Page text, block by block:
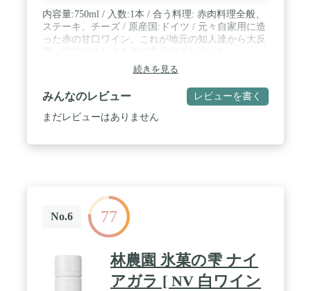
内容量:750ml / 入数:1本 / 合う料理: 赤肉料理全般、
ステーキ、チーズ / 原産国:ドイツ / 元々自家用に造
った赤の甘口ワイン。これが地元の知人達から大反
続きを見る
みんなのレビュー レビューを書く
まだレビューはありません
No.6 77
林農園 氷菓の雫 ナイ
アガラ [ NV 白ワイン